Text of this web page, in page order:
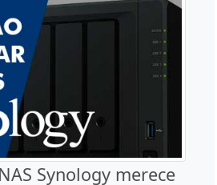
Synology merece